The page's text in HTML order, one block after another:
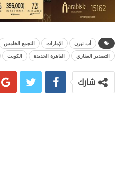
أب تيرن الإمارات التجمع الخامس
التصدير العقاري
القاهرة الجديدة الكويت
شارك